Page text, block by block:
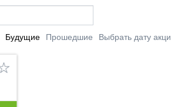
Будущие Прошедшие Выбрать дату